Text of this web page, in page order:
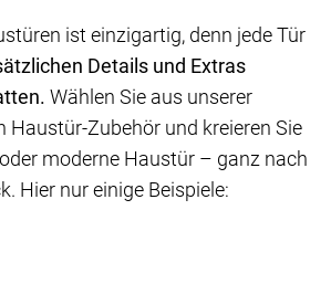
ist einzigartig, denn jede Tür
Details und Extras
Wählen Sie aus unserer
Haustür-Zubehör und kreieren Sie
moderne Haustür – ganz nach
Hier nur einige Beispiele: